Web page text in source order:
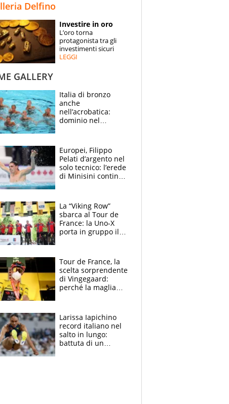
SPECIALI
ESPERTI
Delfino
Investire in oro
L’oro torna
protagonista tra gli
investimenti sicuri
LEGGI
GALLERY
Italia di bronzo
anche
nell’acrobatica:
dominio nel
e compagni
continuare
Europei, Filippo
Pelati d’argento nel
solo tecnico: l’erede
di Minisini continua
mirino
La “Viking Row”
sbarca al Tour de
France: la Uno-X
porta in gruppo il
compagni
Tour de France, la
scelta sorprendente
di Vingegaard:
perché la maglia
rischio da evitare
Larissa Iapichino
record italiano nel
salto in lungo:
battuta di un